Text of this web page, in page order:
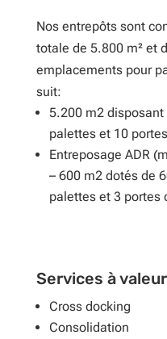
Nos entrepôts sont
totale de 5.800 m² et
emplacements pour
suit:
5.200 m2
palettes et 10
Entreposage ADR
– 600 m2 dotés de
palettes et 3 portes
Services à
Cross docking
Consolidation